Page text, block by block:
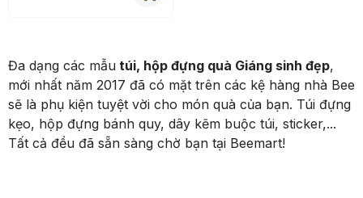
Đa dạng các mẫu túi, hộp đựng quà Giáng sinh đẹp,
mới nhất năm 2017 đã có mặt trên các kệ hàng nhà Bee
sẽ là phụ kiện tuyệt vời cho món quà của bạn. Túi đựng
kẹo, hộp đựng bánh quy, dây kẽm buộc túi, sticker,...
Tất cả đều đã sẵn sàng chờ bạn tại Beemart!